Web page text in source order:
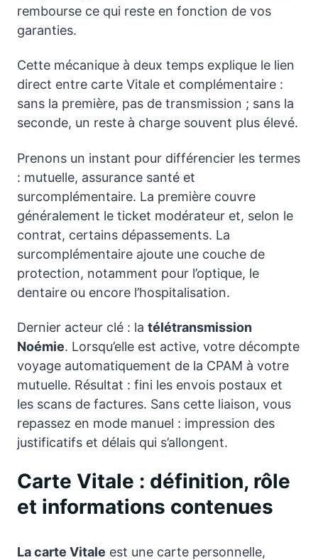
rembourse ce qui reste en fonction de vos
garanties.
Cette mécanique à deux temps explique le lien
direct entre carte Vitale et complémentaire :
sans la première, pas de transmission ; sans la
seconde, un reste à charge souvent plus élevé.
Prenons un instant pour différencier les termes
: mutuelle, assurance santé et
surcomplémentaire. La première couvre
généralement le ticket modérateur et, selon le
contrat, certains dépassements. La
surcomplémentaire ajoute une couche de
protection, notamment pour l’optique, le
dentaire ou encore l’hospitalisation.
Dernier acteur clé : la télétransmission
Noémie. Lorsqu’elle est active, votre décompte
voyage automatiquement de la CPAM à votre
mutuelle. Résultat : fini les envois postaux et
les scans de factures. Sans cette liaison, vous
repassez en mode manuel : impression des
justificatifs et délais qui s’allongent.
Carte Vitale : définition, rôle
et informations contenues
La carte Vitale est une carte personnelle,